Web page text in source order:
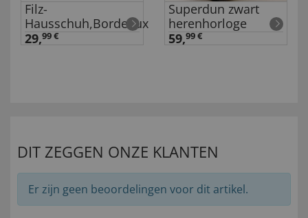
Filz-
Hausschuh,Bordeaux
29,99 €
Superdun zwart
herenhorloge
59,99 €
DIT ZEGGEN ONZE KLANTEN
Er zijn geen beoordelingen voor dit artikel.